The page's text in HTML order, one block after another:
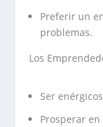
Preferir un
problemas.
Los
Ser
Prosperar